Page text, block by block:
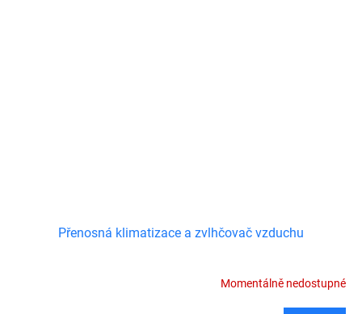
Přenosná klimatizace a zvlhčovač vzduchu
Momentálně nedostupné